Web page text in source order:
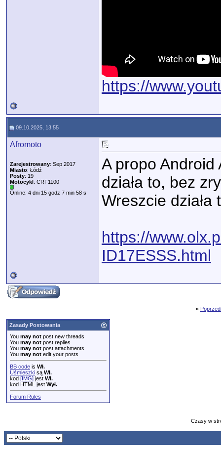
https://
09.10.2025, 13:55
Afromoto
Zarejestrowany: Sep 2017
Miasto: Łódź
Posty: 19
Motocykl: CRF1100
Online: 4 dni 15 godz 7 min 58 s
A propo Android
działa to, bez
Wreszcie działa
https://
ID17ESSS.html
«
Zasady Postowania
You may not post new threads
You may not post replies
You may not post attachments
You may not edit your posts
BB code is Wł.
Uśmieszki są Wł.
kod [IMG] jest Wł.
kod HTML jest Wył.
Forum Rules
Czasy w